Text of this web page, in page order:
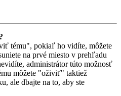
tému", pokiaľ ho vidíte, môžete
na prvé miesto v prehľadu
administrátor túto možnosť
môžete "oživiť" taktiež
ale dbajte na to, aby ste